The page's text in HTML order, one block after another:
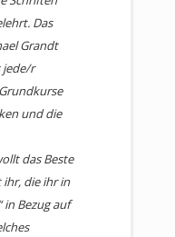
Das
Grandt
jede/r
und die
das Beste
ihr, die ihr in
in Bezug auf